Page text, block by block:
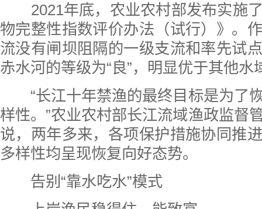
2021年底，农业农村部发布实施
物完整性指数评价办法（试行）》。
流没有闸坝阻隔的一级支流和率先试
赤水河的等级为“良”，明显优于其他水
“长江十年禁渔的最终目标是为了
样性。”农业农村部长江流域渔政监督
说，两年多来，各项保护措施协同推
多样性均呈现恢复向好态势。
告别“靠水吃水”模式